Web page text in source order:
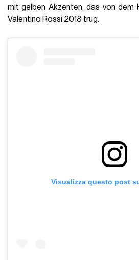
mit gelben Akzenten, das von dem
Valentino Rossi 2018 trug.
Visualizza questo post